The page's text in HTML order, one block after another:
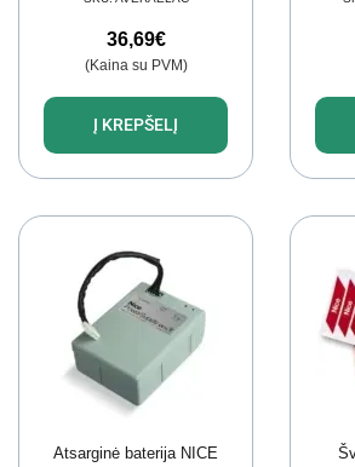
36,69€
(Kaina su PVM)
Į KREPŠELĮ
Atsarginė baterija NICE